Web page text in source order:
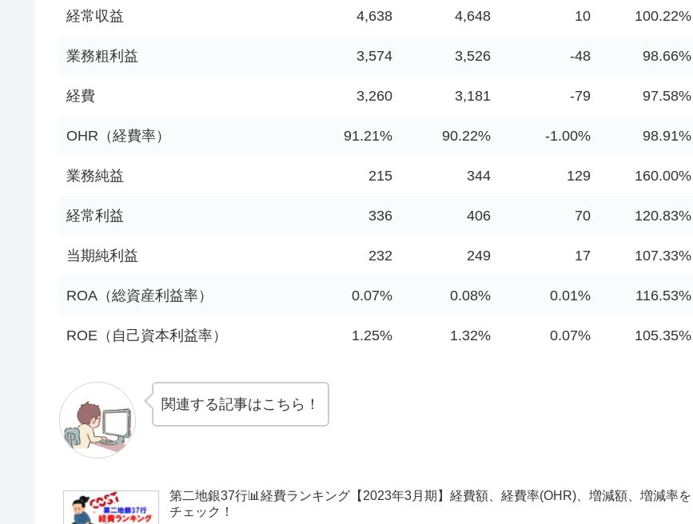
経常収益 4,638 4,648 10 100.22%
業務粗利益 3,574 3,526 -48 98.66%
経費 3,260 3,181 -79 97.58%
OHR（経費率） 91.21% 90.22% -1.00% 98.91%
業務純益 215 344 129 160.00%
経常利益 336 406 70 120.83%
当期純利益 232 249 17 107.33%
ROA（総資産利益率） 0.07% 0.08% 0.01% 116.53%
ROE（自己資本利益率） 1.25% 1.32% 0.07% 105.35%
関連する記事はこちら！
第二地銀37行📊経費ランキング【2023年3月期】経費額、経費率(OHR)、増減額、増減率を
チェック！